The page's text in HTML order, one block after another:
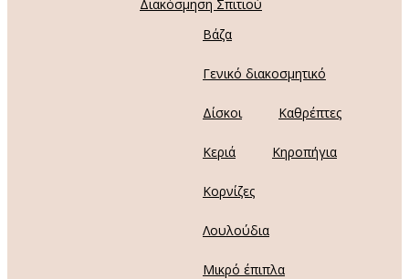
Διακόσμηση Σπιτιού
Βάζα
Γενικό διακοσμητικό
Δίσκοι Καθρέπτες
Κεριά Κηροπήγια
Κορνίζες
Λουλούδια
Μικρό έπιπλα